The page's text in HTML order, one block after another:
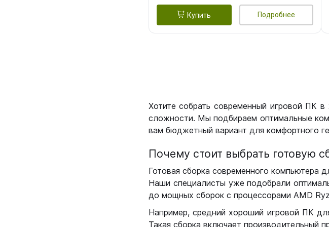
Купить Подробнее
Хотите собрать современный игровой ПК
сложности. Мы подбираем оптимальные
вам бюджетный вариант для комфортного
Почему стоит выбрать готовую
Готовая сборка современного компьютера
Наши специалисты уже подобрали
до мощных сборок с процессорами AMD
Например, средний хороший игровой ПК
Такая сборка включает производительный